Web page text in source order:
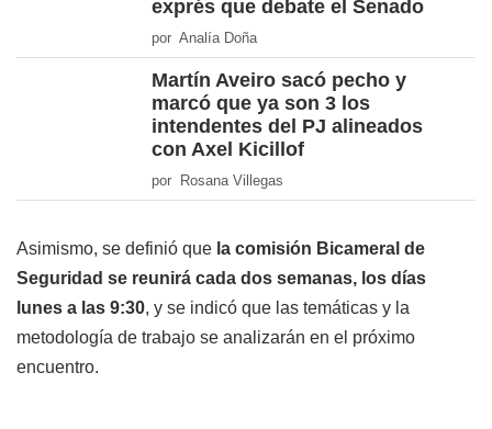
exprés que debate el Senado
por Analía Doña
Martín Aveiro sacó pecho y
marcó que ya son 3 los
intendentes del PJ alineados
con Axel Kicillof
por Rosana Villegas
Asimismo, se definió que la comisión Bicameral de
Seguridad se reunirá cada dos semanas, los días
lunes a las 9:30, y se indicó que las temáticas y la
metodología de trabajo se analizarán en el próximo
encuentro.